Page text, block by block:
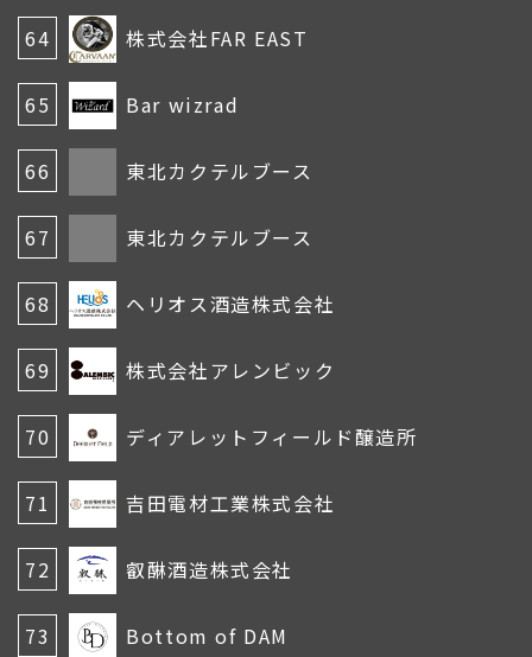
64 株式会社FAR EAST
65 Bar wizrad
66 東北カクテルブース
67 東北カクテルブース
68 ヘリオス酒造株式会社
69 株式会社アレンビック
70 ディアレットフィールド醸造所
71 吉田電材工業株式会社
72 叡醂酒造株式会社
73 Bottom of DAM